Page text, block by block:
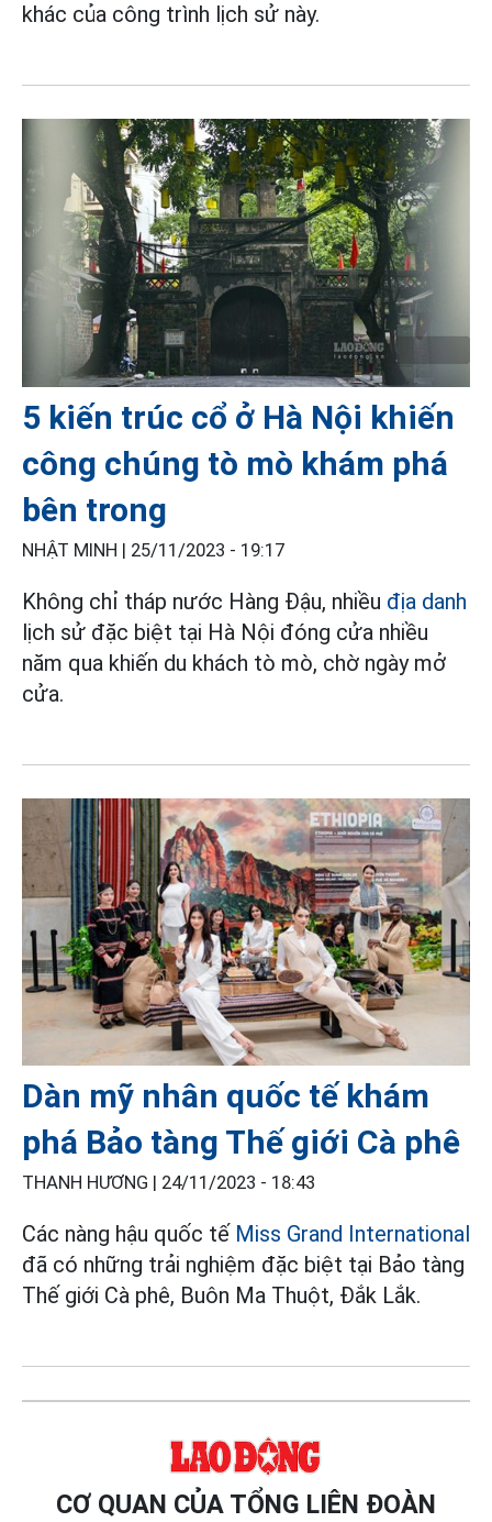
khác của công trình lịch sử này.
5 kiến trúc cổ ở Hà Nội khiến
công chúng tò mò khám phá
bên trong
NHẬT MINH | 25/11/2023 - 19:17
Không chỉ tháp nước Hàng Đậu, nhiều địa danh
lịch sử đặc biệt tại Hà Nội đóng cửa nhiều
năm qua khiến du khách tò mò, chờ ngày mở
cửa.
Dàn mỹ nhân quốc tế khám
phá Bảo tàng Thế giới Cà phê
THANH HƯƠNG | 24/11/2023 - 18:43
Các nàng hậu quốc tế Miss Grand International
đã có những trải nghiệm đặc biệt tại Bảo tàng
Thế giới Cà phê, Buôn Ma Thuột, Đắk Lắk.
CƠ QUAN CỦA TỔNG LIÊN ĐOÀN